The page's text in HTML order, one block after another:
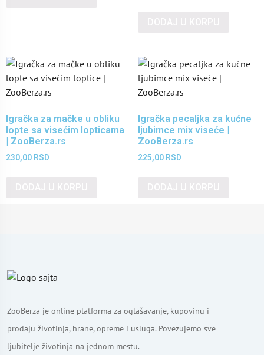
Igračka za mačke u obliku
lopte sa visećim lopticama
| ZooBerza.rs
230,00 RSD
Igračka pecaljka za kućne
ljubimce mix viseće |
ZooBerza.rs
225,00 RSD
ZooBerza je online platforma za oglašavanje, kupovinu i
prodaju životinja, hrane, opreme i usluga. Povezujemo sve
ljubitelje životinja na jednom mestu.